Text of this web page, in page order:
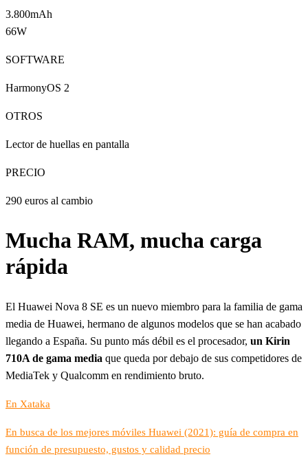
3.800mAh
66W
SOFTWARE
HarmonyOS 2
OTROS
Lector de huellas en pantalla
PRECIO
290 euros al cambio
Mucha RAM, mucha carga
rápida
El Huawei Nova 8 SE es un nuevo miembro para la familia de gama
media de Huawei, hermano de algunos modelos que se han acabado
llegando a España. Su punto más débil es el procesador, un Kirin
710A de gama media que queda por debajo de sus competidores de
MediaTek y Qualcomm en rendimiento bruto.
En Xataka
En busca de los mejores móviles Huawei (2021): guía de compra en
función de presupuesto, gustos y calidad precio